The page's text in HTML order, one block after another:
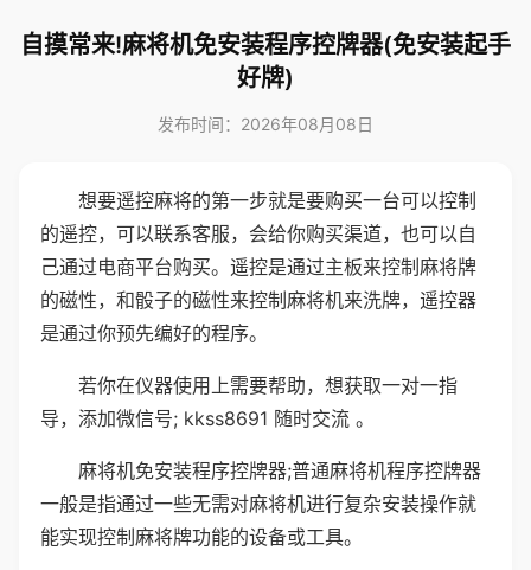
自摸常来!麻将机免安装程序控牌器(免安装起手
好牌)
发布时间：2026年08月08日
想要遥控麻将的第一步就是要购买一台可以控制
的遥控，可以联系客服，会给你购买渠道，也可以自
己通过电商平台购买。遥控是通过主板来控制麻将牌
的磁性，和骰子的磁性来控制麻将机来洗牌，遥控器
是通过你预先编好的程序。
若你在仪器使用上需要帮助，想获取一对一指
导，添加微信号; kkss8691 随时交流 。
麻将机免安装程序控牌器;普通麻将机程序控牌器
一般是指通过一些无需对麻将机进行复杂安装操作就
能实现控制麻将牌功能的设备或工具。